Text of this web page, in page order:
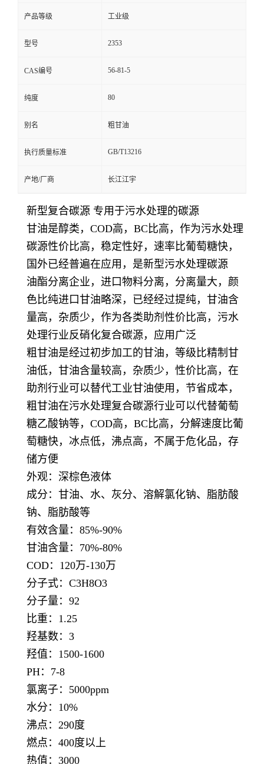
产品等级 工业级
型号 2353
CAS编号 56-81-5
纯度 80
别名 粗甘油
执行质量标准 GB/T13216
产地/厂商 长江江宇
新型复合碳源 专用于污水处理的碳源
甘油是醇类，COD高，BC比高，作为污水处理
碳源性价比高，稳定性好，速率比葡萄糖快，
国外已经普遍在应用，是新型污水处理碳源
油酯分离企业，进口物料分离，分离量大，颜
色比纯进口甘油略深，已经经过提纯，甘油含
量高，杂质少，作为各类助剂性价比高，污水
处理行业反硝化复合碳源，应用广泛
粗甘油是经过初步加工的甘油，等级比精制甘
油低，甘油含量较高，杂质少，性价比高，在
助剂行业可以替代工业甘油使用，节省成本，
粗甘油在污水处理复合碳源行业可以代替葡萄
糖乙酸钠等，COD高，BC比高，分解速度比葡
萄糖快，冰点低，沸点高，不属于危化品，存
储方便
外观：深棕色液体
成分：甘油、水、灰分、溶解氯化钠、脂肪酸
钠、脂肪酸等
有效含量：85%-90%
甘油含量：70%-80%
COD：120万-130万
分子式：C3H8O3
分子量：92
比重：1.25
羟基数：3
羟值：1500-1600
PH：7-8
氯离子：5000ppm
水分：10%
沸点：290度
燃点：400度以上
热值：3000